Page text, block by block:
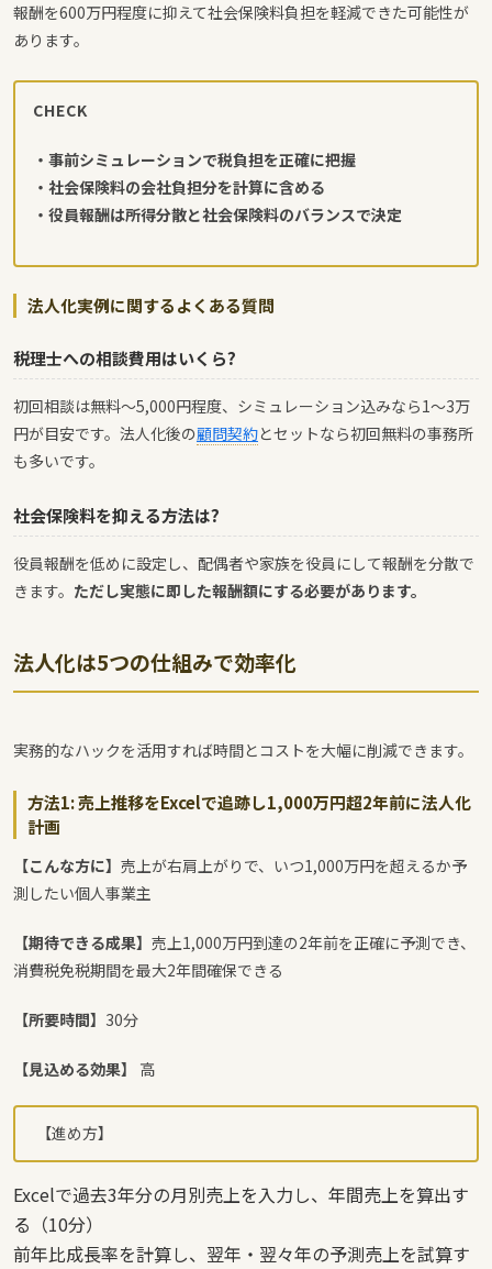
報酬を600万円程度に抑えて社会保険料負担を軽減できた可能性が
あります。
CHECK
・事前シミュレーションで税負担を正確に把握
・社会保険料の会社負担分を計算に含める
・役員報酬は所得分散と社会保険料のバランスで決定
法人化実例に関するよくある質問
税理士への相談費用はいくら?
初回相談は無料〜5,000円程度、シミュレーション込みなら1〜3万
円が目安です。法人化後の顧問契約とセットなら初回無料の事務所
も多いです。
社会保険料を抑える方法は?
役員報酬を低めに設定し、配偶者や家族を役員にして報酬を分散で
きます。 ただし実態に即した報酬額にする必要があります。
法人化は5つの仕組みで効率化
実務的なハックを活用すれば時間とコストを大幅に削減できます。
方法1: 売上推移をExcelで追跡し1,000万円超2年前に法人化
計画
【こんな方に】 売上が右肩上がりで、いつ1,000万円を超えるか予
測したい個人事業主
【期待できる成果】 売上1,000万円到達の2年前を正確に予測でき、
消費税免税期間を最大2年間確保できる
【所要時間】 30分
【見込める効果】 高
【進め方】
Excelで過去3年分の月別売上を入力し、年間売上を算出す
る（10分）
前年比成長率を計算し、翌年・翌々年の予測売上を試算す